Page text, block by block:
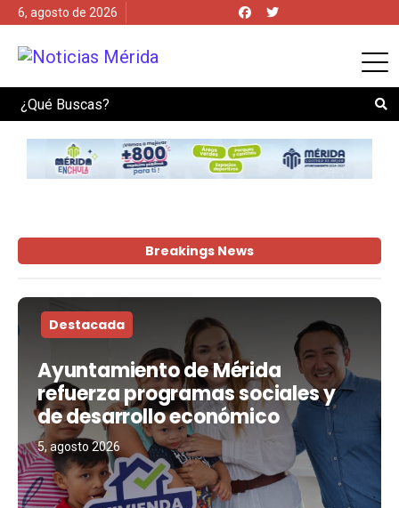
6, agosto de 2026
Search
Breakings News
Destacada
Ayuntamiento de Mérida
refuerza programas sociales y
de desarrollo económico
5, agosto 2026